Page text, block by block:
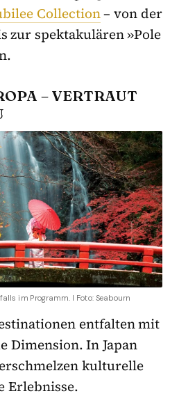
Collection– von der
zur spektakulären »Pole
– VERTRAUT
im Programm. I Foto: Seabourn
entfalten mit
Dimension. In Japan
kulturelle
Erlebnisse.